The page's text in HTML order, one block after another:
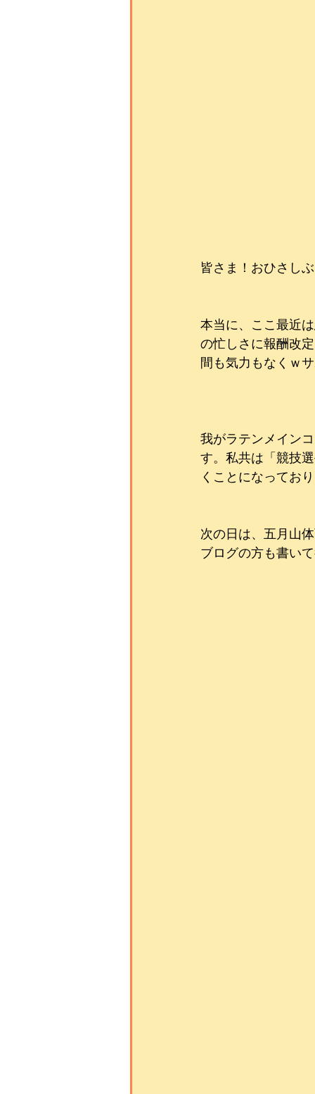
皆さま！おひさし
本当に、ここ最近
の忙しさに報酬改
間も気力もなくｗ
我がラテンメイン
す。私共は「競技
くことになってお
次の日は、五月山
ブログの方も書い